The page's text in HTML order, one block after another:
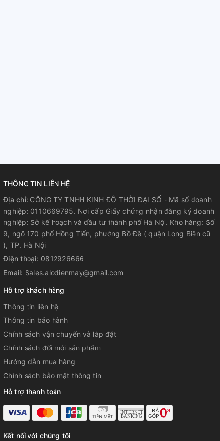
THÔNG TIN LIÊN HỆ
Địa chỉ: CÔNG TY TNHH KINH ĐÔ THỜI ĐẠI SỐ - Mã số doanh
nghiệp: 0110669795. Nơi cấp Giấy chứng nhận đăng ký doanh
nghiệp: Sở kế hoạch và đầu tư thành phố Hà Nội. Kho hàng: Số
9, ngõ 170 phố Hồng Tiến, phường Bồ Đề ( quận Long Biên cũ
), TP. Hà Nội
Điện thoại: 0812926666
Email: Sales.alodienmay@gmail.com
Hỗ trợ khách hàng
Thông tin liên hệ
Thông tin bảo hành
Chính sách vận chuyển và lắp đặt
Chính sách đổi mới sản phẩm
Hướng dẫn mua hàng
Chính sách bảo mật thông tin
Hỗ trợ thanh toán
Kết nối với chúng tôi